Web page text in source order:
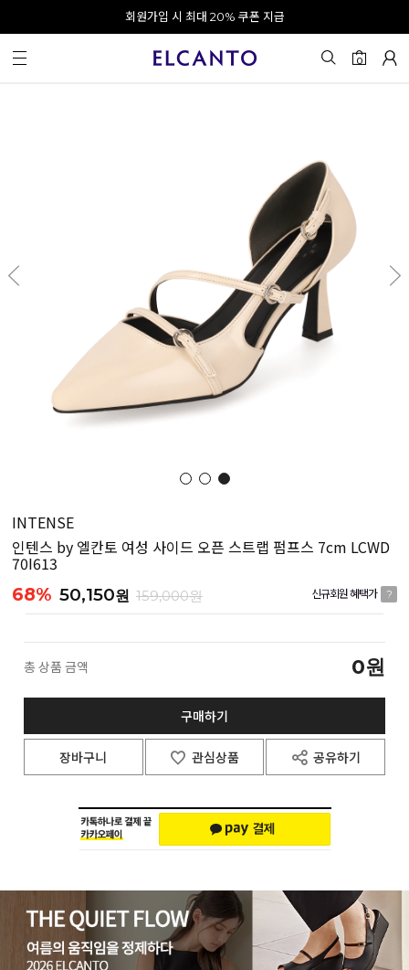
오전 10시 이전 결제 완료 시 오늘 출발!
회원가입 시 최대 20% 쿠폰 지급
0
INTENSE
인텐스 by 엘칸토 여성 사이드 오픈 스트랩 펌프스 7cm LCWD
70I613
68% 50,150원 159,000원 신규회원 혜택가 ?
총 상품 금액 0원
구매하기
장바구니 관심상품 공유하기